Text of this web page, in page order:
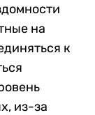
на
к
из-за